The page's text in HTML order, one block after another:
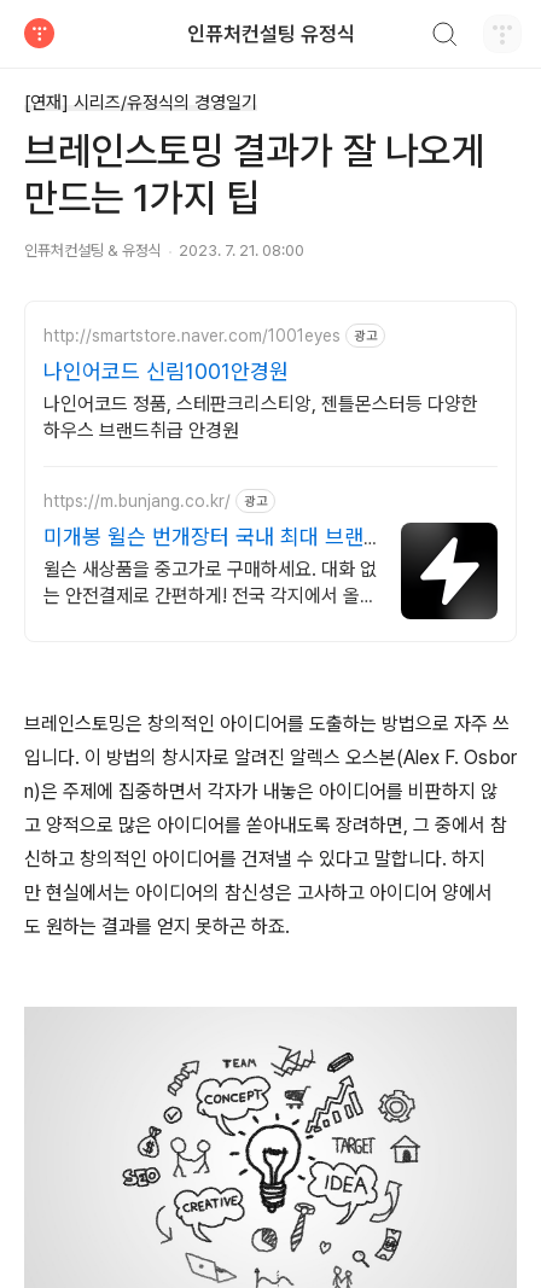
인퓨처컨설팅 유정식
[연재] 시리즈/유정식의 경영일기
브레인스토밍 결과가 잘 나오게
만드는 1가지 팁
인퓨처컨설팅 & 유정식 2023. 7. 21. 08:00
http://smartstore.naver.com/1001eyes 광고
나인어코드 신림1001안경원
나인어코드 정품, 스테판크리스티앙, 젠틀몬스터등 다양한
하우스 브랜드취급 안경원
https://m.bunjang.co.kr/ 광고
미개봉 윌슨 번개장터 국내 최대 브랜
드 중고거래
윌슨 새상품을 중고가로 구매하세요. 대화 없
는 안전결제로 간편하게! 전국 각지에서 올라
브레인스토밍은 창의적인 아이디어를 도출하는 방법으로 자주 쓰
입니다. 이 방법의 창시자로 알려진 알렉스 오스본(Alex F. Osbor
n)은 주제에 집중하면서 각자가 내놓은 아이디어를 비판하지 않
고 양적으로 많은 아이디어를 쏟아내도록 장려하면, 그 중에서 참
신하고 창의적인 아이디어를 건져낼 수 있다고 말합니다. 하지
만 현실에서는 아이디어의 참신성은 고사하고 아이디어 양에서
도 원하는 결과를 얻지 못하곤 하죠.